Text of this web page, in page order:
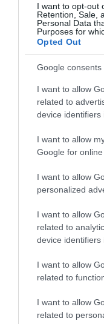
I want to opt-out
Retention, Sale,
Personal Data
Purposes for
Opted Out
Google consents
I want to allow
related to
device identifiers
I want to allow
Google for
I want to allow
personalized
I want to allow
related to
device identifiers
I want to allow
related to
I want to allow
related to
infláció mértékével a
kapcsoló betéti kártyák